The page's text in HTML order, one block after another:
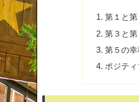
第１と第
第３と
第５の
ポジテ